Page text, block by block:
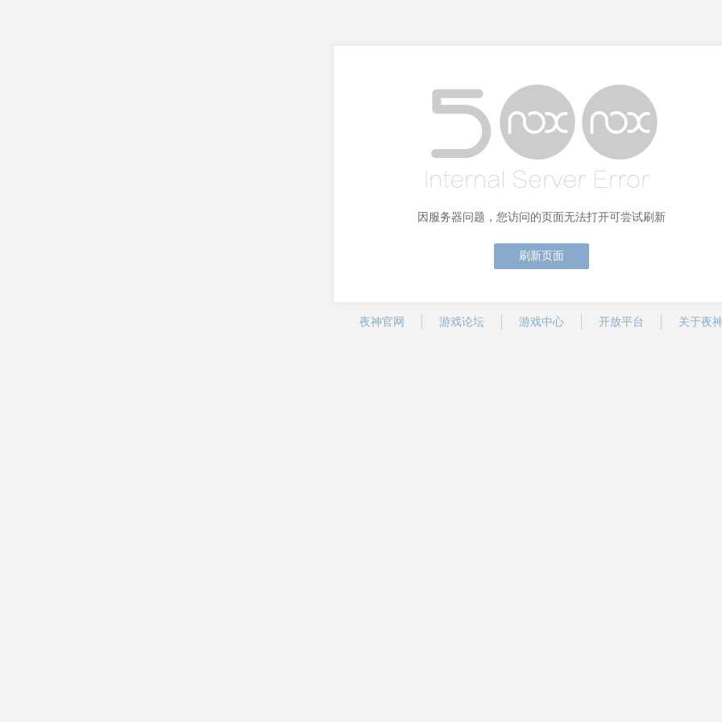
因服务器问题，您访问的页面无法打开可尝试刷新
刷新页面
夜神官网 游戏论坛 游戏中心 开放平台 关于夜